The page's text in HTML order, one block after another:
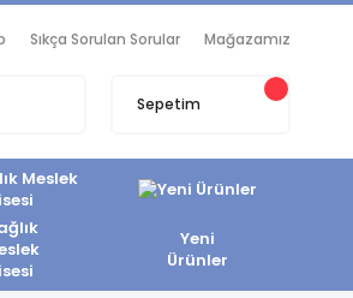
Sıkça Sorulan Sorular Mağazamız
Sepetim
Yeni
Ürünler